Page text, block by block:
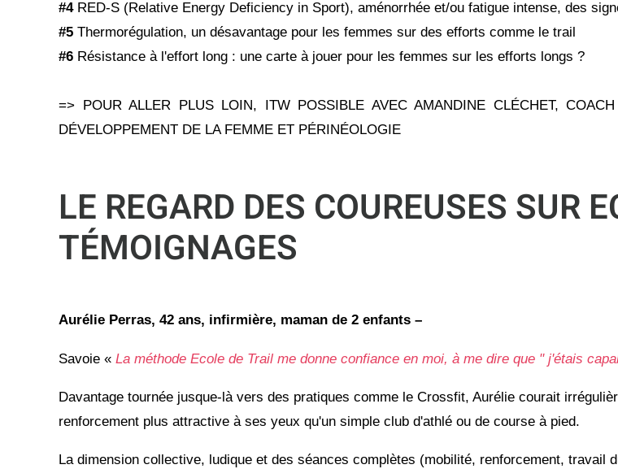
#4 RED-S (Relative Energy Deficiency in Sport), aménorrhée et/ou fatigue intense, des
#5 Thermorégulation, un désavantage pour les femmes sur des efforts comme le trail
#6 Résistance à l'effort long : une carte à jouer pour les femmes sur les efforts longs ?
=> POUR ALLER PLUS LOIN, ITW POSSIBLE AVEC AMANDINE CLÉCHET,
DÉVELOPPEMENT DE LA FEMME ET PÉRINÉOLOGIE
LE REGARD DES COUREUSES SUR
TÉMOIGNAGES
Aurélie Perras, 42 ans, infirmière, maman de 2 enfants –
Savoie « La méthode Ecole de Trail me donne confiance en moi, à me dire que " j'étais
Davantage tournée jusque-là vers des pratiques comme le Crossfit, Aurélie courait
renforcement plus attractive à ses yeux qu'un simple club d'athlé ou de course à pied.
La dimension collective, ludique et des séances complètes (mobilité, renforcement, travail